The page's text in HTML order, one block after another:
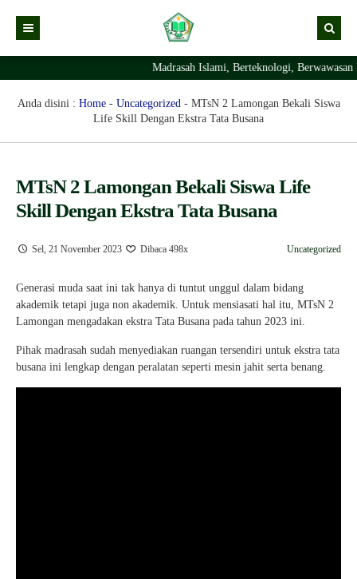
Kabar Madrasah
Profil Madrasah
Ekstrakurikuler Madrasah
Prestasi Madrasah
KURIKULUM
Struktur Organisasi Madrasah
Madrasah Islami, Berteknologi,
Anda disini : Home- Uncategorized- MTsN 2 Lamongan Bekali Siswa
Life Skill Dengan Ekstra Tata Busana
MTsN 2 Lamongan Bekali Siswa Life
Skill Dengan Ekstra Tata Busana
Sel, 21 November 2023 Dibaca 498x Uncategorized
Generasi muda saat ini tak hanya di tuntut unggul dalam bidang
akademik tetapi juga non akademik. Untuk mensiasati hal itu, MTsN 2
Lamongan mengadakan ekstra Tata Busana pada tahun 2023 ini.
Pihak madrasah sudah menyediakan ruangan tersendiri untuk ekstra tata
busana ini lengkap dengan peralatan seperti mesin jahit serta benang.